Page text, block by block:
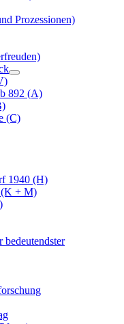
Prozessionen)
892 (A)
(C)
1940 (H)
(K + M)
bedeutendster